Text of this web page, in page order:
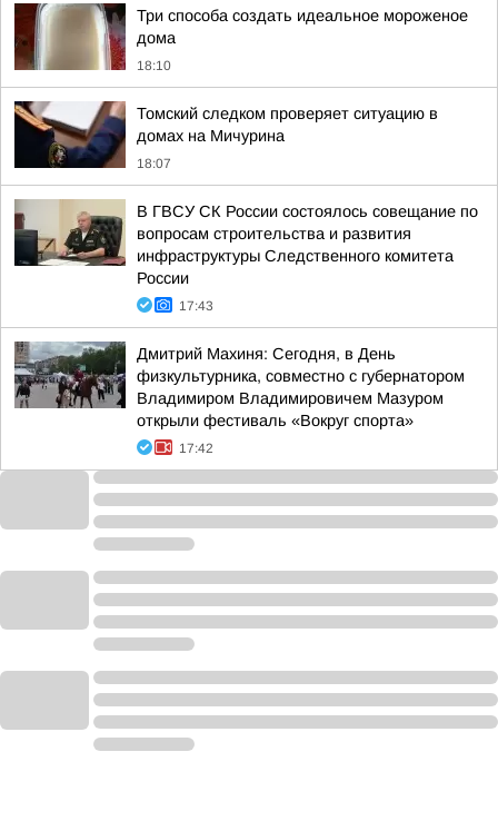
Три способа создать идеальное мороженое
дома
18:10
Томский следком проверяет ситуацию в
домах на Мичурина
18:07
В ГВСУ СК России состоялось совещание по
вопросам строительства и развития
инфраструктуры Следственного комитета
России
17:43
Дмитрий Махиня: Сегодня, в День
физкультурника, совместно с губернатором
Владимиром Владимировичем Мазуром
открыли фестиваль «Вокруг спорта»
17:42